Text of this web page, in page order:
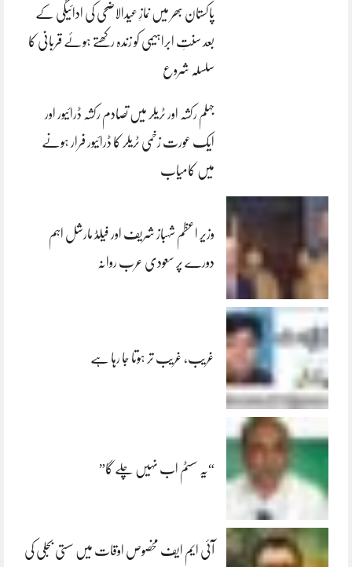
پاکستان بھر میں نمازِ عیدالاضحی کی ادائیگی کے
بعد سنتِ ابراہیمی کو زندہ رکھتے ہوئے قربانی کا
سلسلہ شروع
جہلم رکشہ اور ٹریلر میں تصادم رکشہ ڈرائیور اور
ایک عورت زخمی ٹریلر کا ڈرائیور فرار ہونے
میں کامیاب
وزیر اعظم شہباز شریف اور فیلڈ مارشل اہم
دورے پر سعودی عرب روانہ
غریب، غریب تر ہوتا جا رہا ہے
“یہ سسٹم اب نہیں چلے گا”
آئی ایم ایف مخصوص اوقات میں سستی بجلی کی